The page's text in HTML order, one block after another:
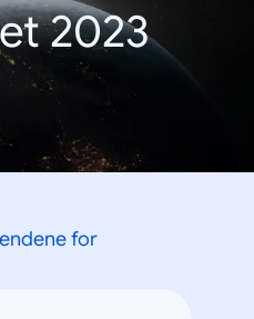
2023
for